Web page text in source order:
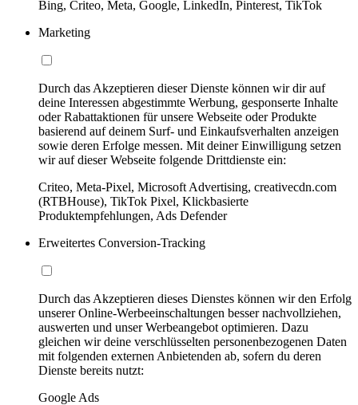
Bing, Criteo, Meta, Google, LinkedIn, Pinterest, TikTok
Marketing
Durch das Akzeptieren dieser Dienste können wir dir auf
deine Interessen abgestimmte Werbung, gesponserte Inhalte
oder Rabattaktionen für unsere Webseite oder Produkte
basierend auf deinem Surf- und Einkaufsverhalten anzeigen
sowie deren Erfolge messen. Mit deiner Einwilligung setzen
wir auf dieser Webseite folgende Drittdienste ein:
Criteo, Meta-Pixel, Microsoft Advertising, creativecdn.com
(RTBHouse), TikTok Pixel, Klickbasierte
Produktempfehlungen, Ads Defender
Erweitertes Conversion-Tracking
Durch das Akzeptieren dieses Dienstes können wir den Erfolg
unserer Online-Werbeeinschaltungen besser nachvollziehen,
auswerten und unser Werbeangebot optimieren. Dazu
gleichen wir deine verschlüsselten personenbezogenen Daten
mit folgenden externen Anbietenden ab, sofern du deren
Dienste bereits nutzt:
Google Ads